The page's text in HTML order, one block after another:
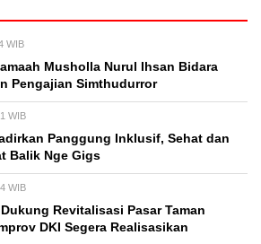
WIB
Musholla Nurul Ihsan Bidara
Pengajian Simthudurror
WIB
Panggung Inklusif, Sehat dan
Balik Nge Gigs
WIB
Revitalisasi Pasar Taman
DKI Segera Realisasikan